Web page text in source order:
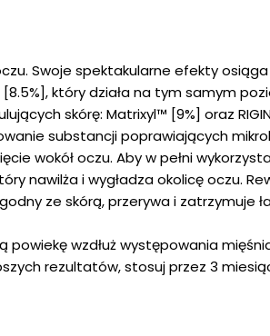
Swoje spektakularne efekty
który działa na tym samym
skórę: Matrixyl™ [9%] oraz
substancji poprawiających
wokół oczu. Aby w pełni
nawilża i wygładza okolicę oczu.
ze skórą, przerywa i
wzdłuż występowania
rezultatów, stosuj przez 3